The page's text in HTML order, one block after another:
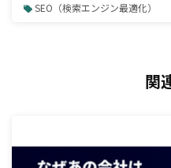
SEO（検索エンジン最適化）
関